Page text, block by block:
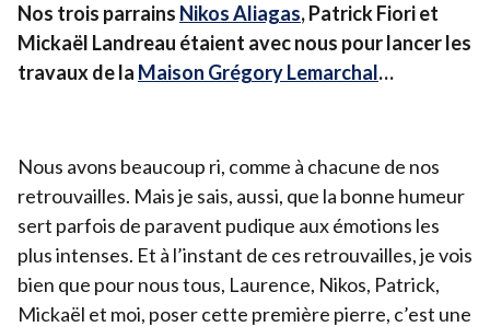
Nos trois parrains Nikos Aliagas, Patrick Fiori et
Mickaël Landreau étaient avec nous pour lancer les
travaux de la Maison Grégory Lemarchal…
Nous avons beaucoup ri, comme à chacune de nos
retrouvailles. Mais je sais, aussi, que la bonne humeur
sert parfois de paravent pudique aux émotions les
plus intenses. Et à l’instant de ces retrouvailles, je vois
bien que pour nous tous, Laurence, Nikos, Patrick,
Mickaël et moi, poser cette première pierre, c’est une